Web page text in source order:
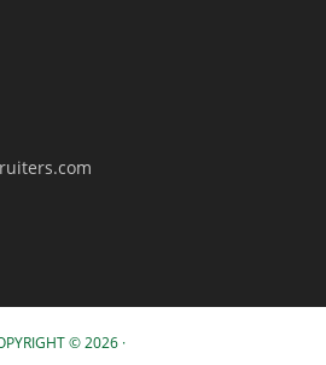
© 2026 ·